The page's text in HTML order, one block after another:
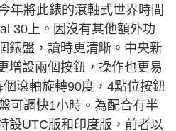
年將此錶的滾軸式世界時間
30上。因沒有其他額外功
錶盤，讀時更清晰。中央新
增設兩個按鈕，操作也更易
滾軸旋轉90度，4點位按鈕
可調快1小時。為配合有半
設UTC版和印度版，前者以